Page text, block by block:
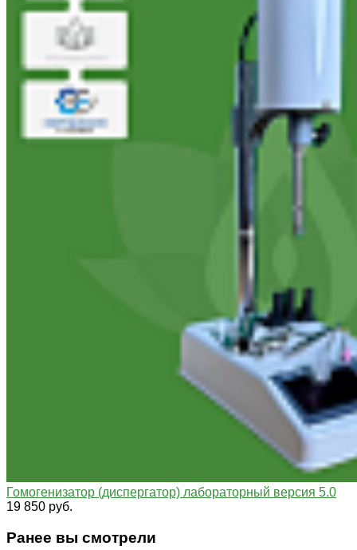
Гомогенизатор (диспергатор) лабораторный версия 5.0
19 850 руб.
Ранее вы смотрели